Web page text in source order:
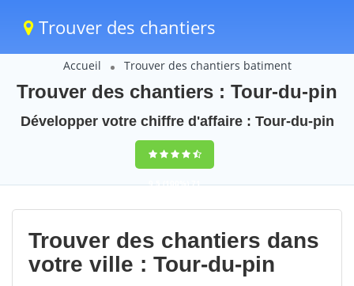
Trouver des chantiers
Accueil Trouver des chantiers batiment
Trouver des chantiers : Tour-du-pin
Développer votre chiffre d'affaire : Tour-du-pin
9,5(100%)71
votes
Trouver des chantiers dans
votre ville : Tour-du-pin